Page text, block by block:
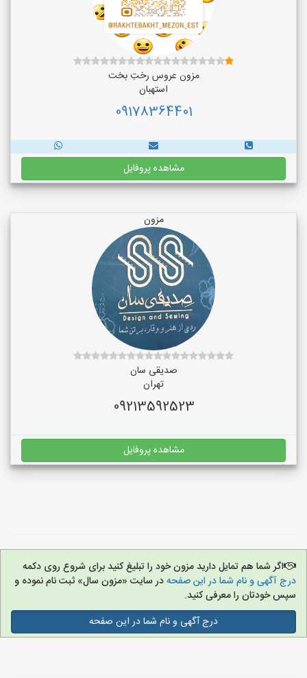
مزون عروس رختِ بخت
استهبان
09178364401
مشاهده پروفایل
مزون
صدیقی سان
تهران
09213592523
مشاهده پروفایل
اگر شما هم تمایل دارید مزون خود را تبلیغ کنید برای شروع روی دکمه
درج آگهی و نام شما در این صفحهدر سایت «مزون سال» ثبت نام نموده و
سپس خودتان را معرفی کنید.
درج آگهی و نام شما در این صفحه